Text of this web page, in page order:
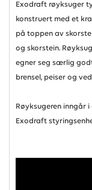
Exodraft røyksuger
konstruert med et
på toppen av
og skorstein.
egner seg særlig
brensel, peiser og
Røyksugeren inngår
Exodraft